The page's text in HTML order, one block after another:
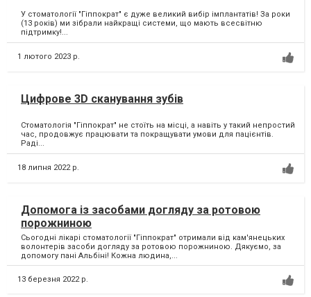
У стоматології "Гіппократ" є дуже великий вибір імплантатів! За роки
(13 років) ми зібрали найкращі системи, що мають всесвітню
підтримку!...
1 лютого 2023 р.
Цифрове 3D сканування зубів
Стоматологія "Гіппократ" не стоїть на місці, а навіть у такий непростий
час, продовжує працювати та покращувати умови для пацієнтів.
Раді...
18 липня 2022 р.
Допомога із засобами догляду за ротовою
порожниною
Сьогодні лікарі стоматології "Гіппократ" отримали від кам'янецьких
волонтерів засоби догляду за ротовою порожниною. Дякуємо, за
допомогу пані Альбіні! Кожна людина,...
13 березня 2022 р.